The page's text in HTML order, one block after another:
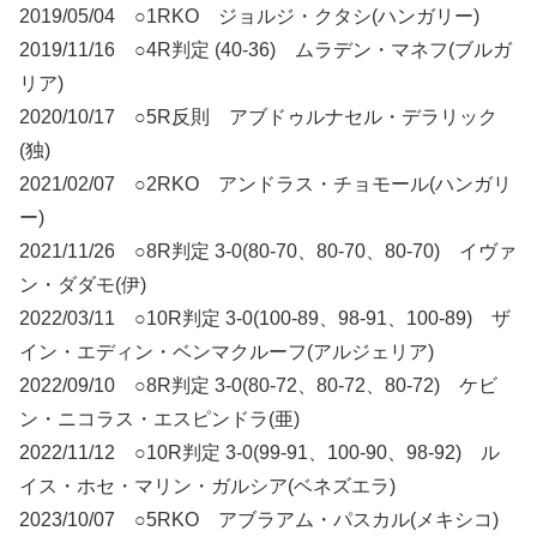
2019/05/04 ○1RKO ジョルジ・クタシ(ハンガリー)
2019/11/16 ○4R判定 (40-36) ムラデン・マネフ(ブルガ
リア)
2020/10/17 ○5R反則 アブドゥルナセル・デラリック
(独)
2021/02/07 ○2RKO アンドラス・チョモール(ハンガリ
ー)
2021/11/26 ○8R判定 3-0(80-70、80-70、80-70) イヴァ
ン・ダダモ(伊)
2022/03/11 ○10R判定 3-0(100-89、98-91、100-89) ザ
イン・エディン・ベンマクルーフ(アルジェリア)
2022/09/10 ○8R判定 3-0(80-72、80-72、80-72) ケビ
ン・ニコラス・エスピンドラ(亜)
2022/11/12 ○10R判定 3-0(99-91、100-90、98-92) ル
イス・ホセ・マリン・ガルシア(ベネズエラ)
2023/10/07 ○5RKO アブラアム・パスカル(メキシコ)